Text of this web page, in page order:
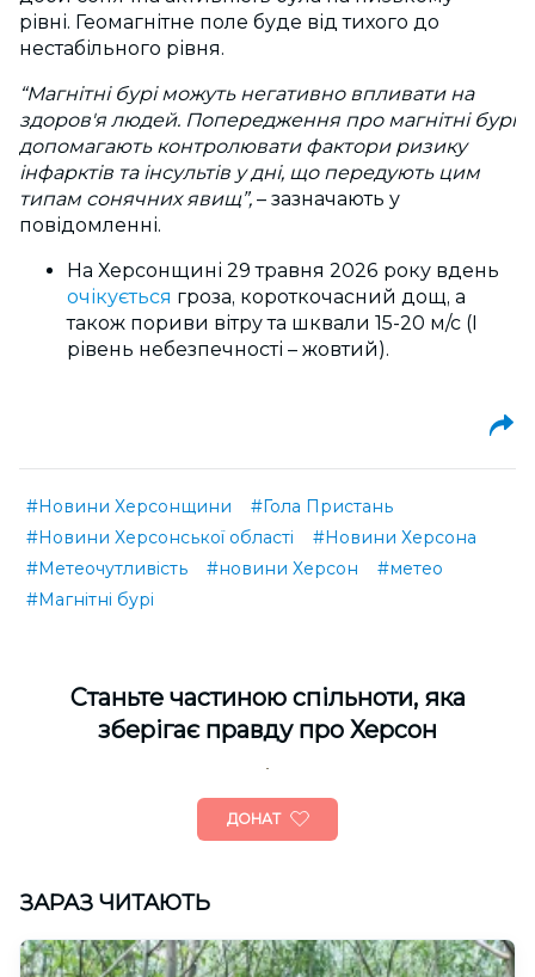
рівні. Геомагнітне поле буде відтихого до
нестабільного рівня.
“Магнітні бурі можуть негативно впливати на
здоров'я людей. Попередження про магнітні бурі
допомагають контролювати фактори ризику
інфарктів та інсультів у дні, що передують цим
типам сонячних явищ”, – зазначають у
повідомленні.
На Херсонщині 29 травня 2026 року вдень
очікується гроза, короткочасний дощ, а
також пориви вітру та шквали 15-20 м/с (I
рівень небезпечності – жовтий).
#Новини Херсонщини
#Гола Пристань
#Новини Херсонської області
#Новини Херсона
#Метеочутливість
#новини Херсон
#метео
#Магнітні бурі
Cтаньте частиною спільноти, яка
зберігає правду про Херсон
ДОНАТ
ЗАРАЗ ЧИТАЮТЬ